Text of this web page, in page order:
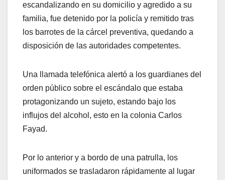
escandalizando en su domicilio y agredido a su
familia, fue detenido por la policía y remitido tras
los barrotes de la cárcel preventiva, quedando a
disposición de las autoridades competentes.
Una llamada telefónica alertó a los guardianes del
orden público sobre el escándalo que estaba
protagonizando un sujeto, estando bajo los
influjos del alcohol, esto en la colonia Carlos
Fayad.
Por lo anterior y a bordo de una patrulla, los
uniformados se trasladaron rápidamente al lugar